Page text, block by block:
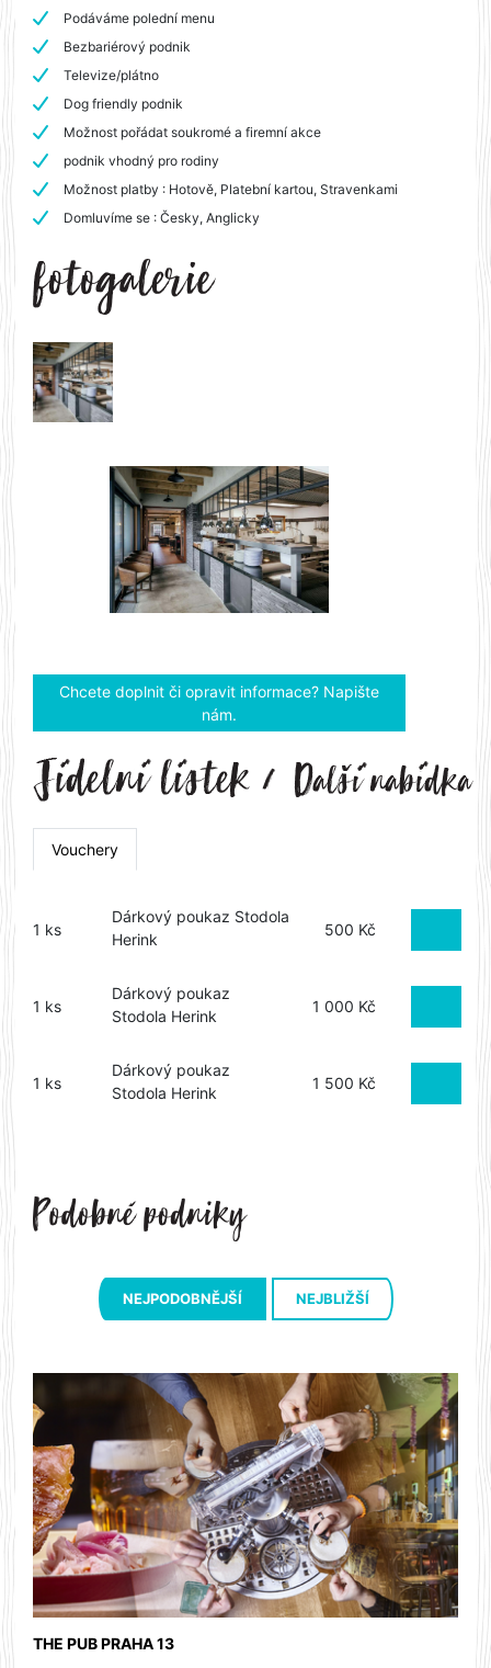
Podáváme polední menu
Bezbariérový podnik
Televize/plátno
Dog friendly podnik
Možnost pořádat soukromé a firemní akce
podnik vhodný pro rodiny
Možnost platby : Hotově, Platební kartou, Stravenkami
Domluvíme se : Česky, Anglicky
Previous
Chcete doplnit či opravit informace? Napište
nám.
Vouchery
1 ks
Dárkový poukaz Stodola
Herink
500 Kč
1 ks
Dárkový poukaz
Stodola Herink
1 000 Kč
1 ks
Dárkový poukaz
Stodola Herink
1 500 Kč
NEJPODOBNĚJŠÍ NEJBLIŽŠÍ
THE PUB PRAHA 13